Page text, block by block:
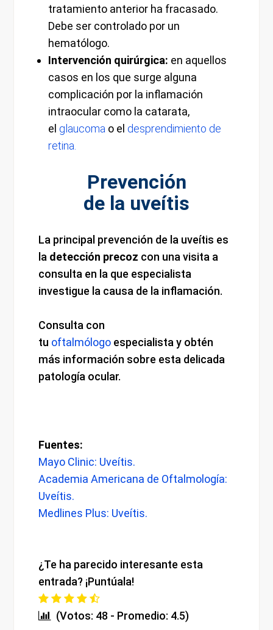
tratamiento anterior ha fracasado.
Debe ser controlado por un
hematólogo.
Intervención quirúrgica: en aquellos
casos en los que surge alguna
complicación por la inflamación
intraocular como la catarata,
el glaucoma o el desprendimiento de
retina.
Prevención
de la uveítis
La principal prevención de la uveítis es
la detección precoz con una visita a
consulta en la que especialista
investigue la causa de la inflamación.
Consulta con
tu oftalmólogo especialista y obtén
más información sobre esta delicada
patología ocular.
Fuentes:
Mayo Clinic: Uveítis.
Academia Americana de Oftalmología:
Uveítis.
Medlines Plus: Uveítis.
¿Te ha parecido interesante esta
entrada? ¡Puntúala!
(Votos: 48 - Promedio: 4.5)